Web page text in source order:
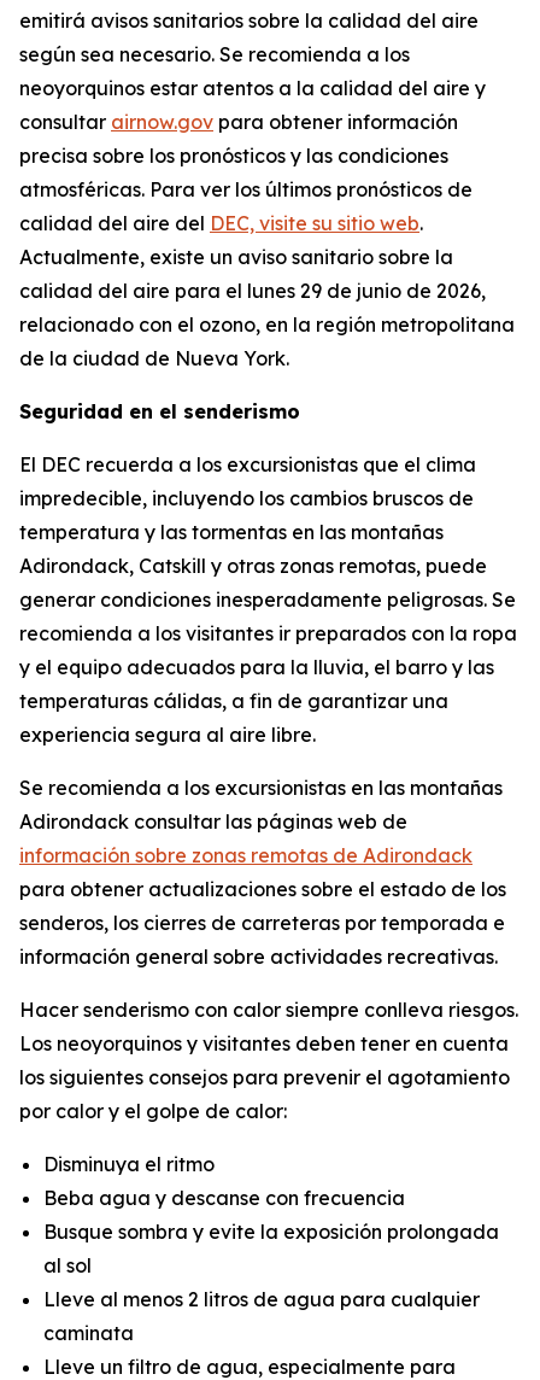
emitirá avisos sanitarios sobre la calidad del aire
según sea necesario. Se recomienda a los
neoyorquinos estar atentos a la calidad del aire y
consultar airnow.gov para obtener información
precisa sobre los pronósticos y las condiciones
atmosféricas. Para ver los últimos pronósticos de
calidad del aire del DEC, visite su sitio web.
Actualmente, existe un aviso sanitario sobre la
calidad del aire para el lunes 29 de junio de 2026,
relacionado con el ozono, en la región metropolitana
de la ciudad de Nueva York.
Seguridad en el senderismo
El DEC recuerda a los excursionistas que el clima
impredecible, incluyendo los cambios bruscos de
temperatura y las tormentas en las montañas
Adirondack, Catskill y otras zonas remotas, puede
generar condiciones inesperadamente peligrosas. Se
recomienda a los visitantes ir preparados con la ropa
y el equipo adecuados para la lluvia, el barro y las
temperaturas cálidas, a fin de garantizar una
experiencia segura al aire libre.
Se recomienda a los excursionistas en las montañas
Adirondack consultar las páginas web de
información sobre zonas remotas de Adirondack
para obtener actualizaciones sobre el estado de los
senderos, los cierres de carreteras por temporada e
información general sobre actividades recreativas.
Hacer senderismo con calor siempre conlleva riesgos.
Los neoyorquinos y visitantes deben tener en cuenta
los siguientes consejos para prevenir el agotamiento
por calor y el golpe de calor:
Disminuya el ritmo
Beba agua y descanse con frecuencia
Busque sombra y evite la exposición prolongada
al sol
Lleve al menos 2 litros de agua para cualquier
caminata
Lleve un filtro de agua, especialmente para